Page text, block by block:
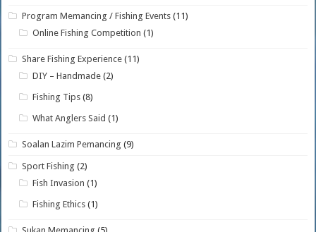
Program Memancing / Fishing Events (11)
Online Fishing Competition (1)
Share Fishing Experience (11)
DIY – Handmade (2)
Fishing Tips (8)
What Anglers Said (1)
Soalan Lazim Pemancing (9)
Sport Fishing (2)
Fish Invasion (1)
Fishing Ethics (1)